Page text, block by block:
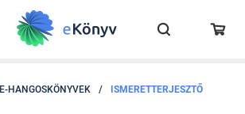
E-HANGOSKÖNYVEK / ISMERETTERJESZTŐ